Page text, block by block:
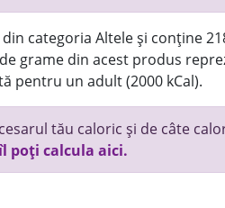
categoria Altele și conține
grame din acest produs
pentru un adult (2000 kCal).
tău caloric și de câte
poți calcula aici.